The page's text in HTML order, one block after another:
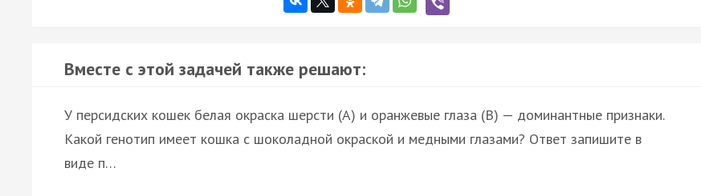
Вместе с этой задачей также решают:
У персидских кошек белая окраска шерсти (А) и оранжевые глаза (В) — доминантные признаки.
Какой генотип имеет кошка с шоколадной окраской и медными глазами? Ответ запишите в
виде п…